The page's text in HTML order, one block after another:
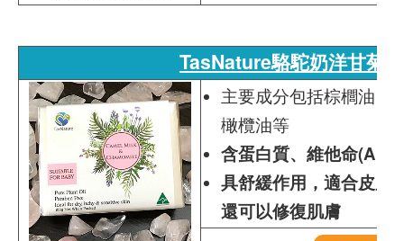
TasNature駱駝奶洋甘菊
主要成分包括棕櫚油、
橄欖油等
含蛋白質、維他命(A、
具舒緩作用，適合皮膚
還可以修復肌膚